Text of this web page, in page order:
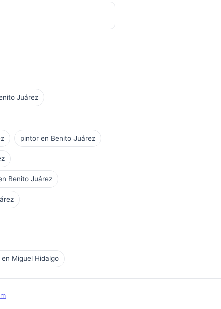
Juárez
pintor en Benito Juárez
Benito Juárez
Miguel Hidalgo